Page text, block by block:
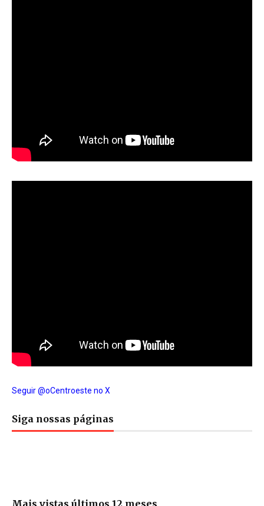
Seguir @oCentroeste no X
Siga nossas páginas